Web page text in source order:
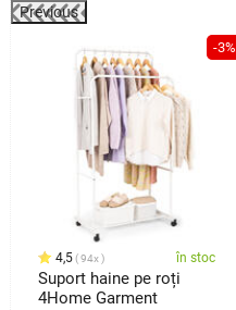
Previous
-3%
4,5 94x în stoc
Suport haine pe roți
4Home Garment